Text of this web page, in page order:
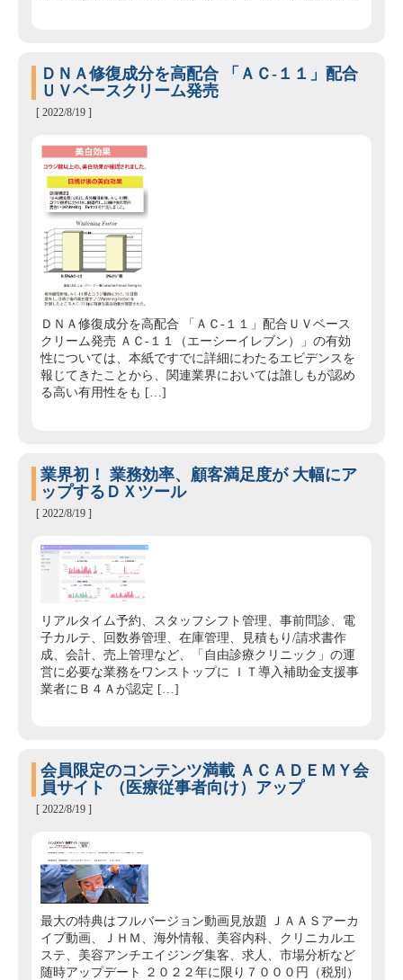
ＤＮＡ修復成分を高配合 「ＡＣ‐１１」配合
ＵＶベースクリーム発売
[ 2022/8/19 ]
ＤＮＡ修復成分を高配合 「ＡＣ‐１１」配合ＵＶベース
クリーム発売 ＡＣ‐１１（エーシーイレブン）」の有効
性については、本紙ですでに詳細にわたるエビデンスを
報じてきたことから、関連業界においては誰しもが認め
る高い有用性をも […]
業界初！ 業務効率、顧客満足度が 大幅にア
ップするＤＸツール
[ 2022/8/19 ]
リアルタイム予約、スタッフシフト管理、事前問診、電
子カルテ、回数券管理、在庫管理、見積もり/請求書作
成、会計、売上管理など、「自由診療クリニック」の運
営に必要な業務をワンストップに ＩＴ導入補助金支援事
業者にＢ４Ａが認定 […]
会員限定のコンテンツ満載 ＡＣＡＤＥＭＹ会
員サイト （医療従事者向け）アップ
[ 2022/8/19 ]
最大の特典はフルバージョン動画見放題 ＪＡＡＳアーカ
イブ動画、ＪＨＭ、海外情報、美容内科、クリニカルエ
ステ、美容アンチエイジング集客、求人、市場分析など
随時アップデート ２０２２年に限り７０００円（税別）